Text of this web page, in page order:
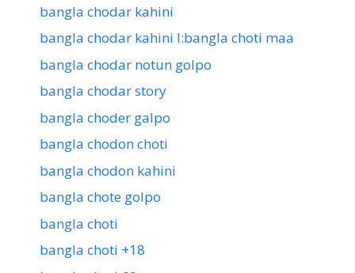
bangla chodar kahini
bangla chodar kahini l:bangla choti maa
bangla chodar notun golpo
bangla chodar story
bangla choder galpo
bangla chodon choti
bangla chodon kahini
bangla chote golpo
bangla choti
bangla choti +18